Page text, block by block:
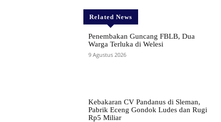
Related News
Penembakan Guncang FBLB, Dua
Warga Terluka di Welesi
9 Agustus 2026
Kebakaran CV Pandanus di Sleman,
Pabrik Eceng Gondok Ludes dan Rugi
Rp5 Miliar